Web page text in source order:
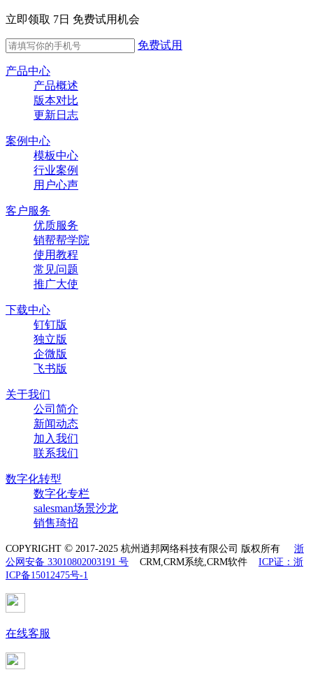
立即领取 7日 免费试用机会
免费试用
产品中心
产品概述
版本对比
更新日志
案例中心
模板中心
行业案例
用户心声
客户服务
优质服务
销帮帮学院
使用教程
常见问题
推广大使
下载中心
钉钉版
独立版
企微版
飞书版
关于我们
公司简介
新闻动态
加入我们
联系我们
数字化转型
数字化专栏
salesman场景沙龙
销售琦招
COPYRIGHT © 2017-2025 杭州逍邦网络科技有限公司 版权所有 浙
公网安备 33010802003191 号 CRM,CRM系统,CRM软件 ICP证：浙
ICP备15012475号-1
在线客服